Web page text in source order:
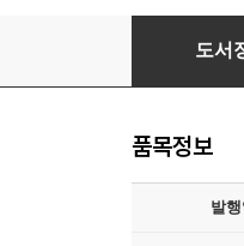
운 없는 사
도서
품목정보
발행